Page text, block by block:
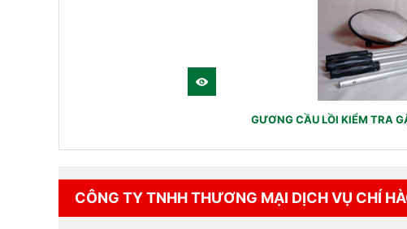
GƯƠNG CẦU LỒI KIỂM TRA
CÔNG TY TNHH THƯƠNG MẠI DỊCH VỤ CHÍ